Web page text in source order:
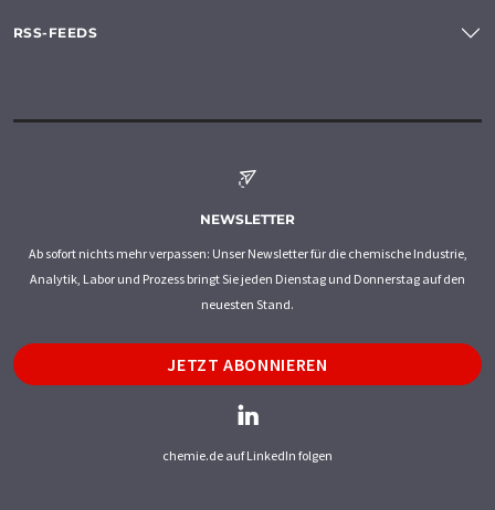
RSS-FEEDS
NEWSLETTER
Ab sofort nichts mehr verpassen: Unser Newsletter für die chemische Industrie,
Analytik, Labor und Prozess bringt Sie jeden Dienstag und Donnerstag auf den
neuesten Stand.
JETZT ABONNIEREN
chemie.de auf LinkedIn folgen